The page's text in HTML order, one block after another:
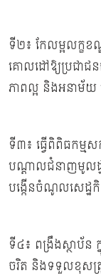
ទី២៖ កែលម្អលក្ខ
គោលដៅឱ្យប្រជាជ
ភាពល្អ និងអនាម័យ
ទី៣៖ ធ្វើពិពិធកម្មស
បណ្ដាលជំនាញមូលដ្ឋ
បង្កើនចំណូលសេដ្ឋ
ទី៤៖ ពង្រឹងស្ថាប័
ចរិត និងទទួលខុសត្